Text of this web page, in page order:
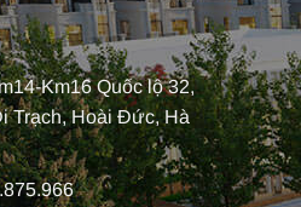
Km16 Quốc lộ 32,
Trạch, Hoài Đức, Hà